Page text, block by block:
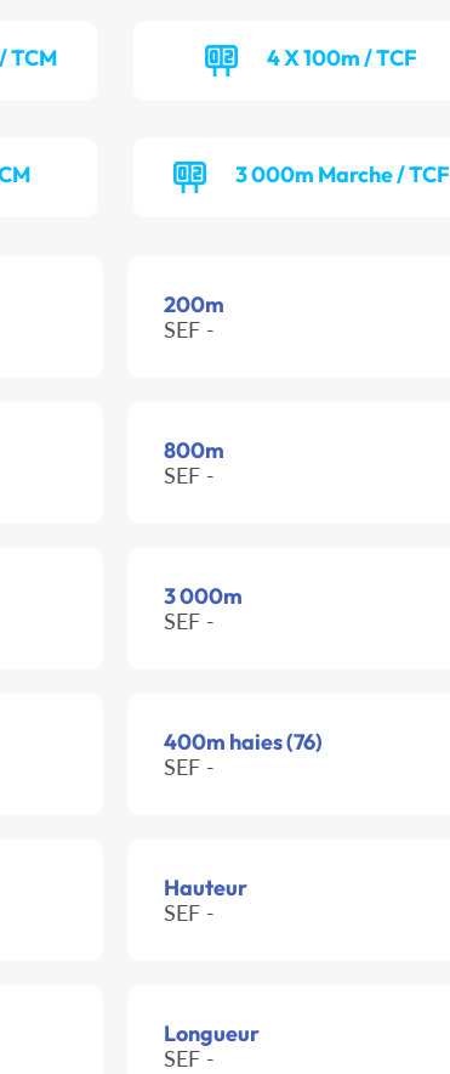
TCM 4 X 100m / TCF
3 000m Marche / TCF
200m
SEF -
800m
SEF -
3 000m
SEF -
400m haies (76)
SEF -
Hauteur
SEF -
Longueur
SEF -